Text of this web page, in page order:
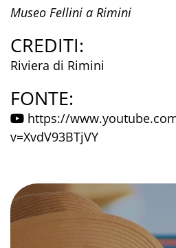
Museo Fellini a Rimini
CREDITI:
Riviera di Rimini
FONTE:
https://
v=XvdV93BTjVY